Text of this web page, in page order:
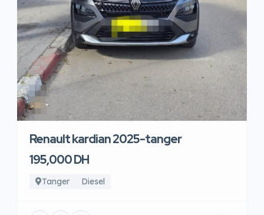
Renault kardian 2025-tanger
195,000 DH
Tanger Diesel